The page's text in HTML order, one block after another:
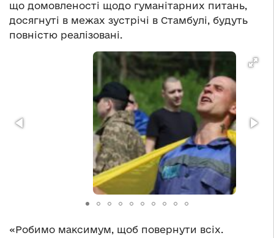
що домовленості щодо гуманітарних питань,
досягнуті в межах зустрічі в Стамбулі, будуть
повністю реалізовані.
«Робимо максимум, щоб повернути всіх.